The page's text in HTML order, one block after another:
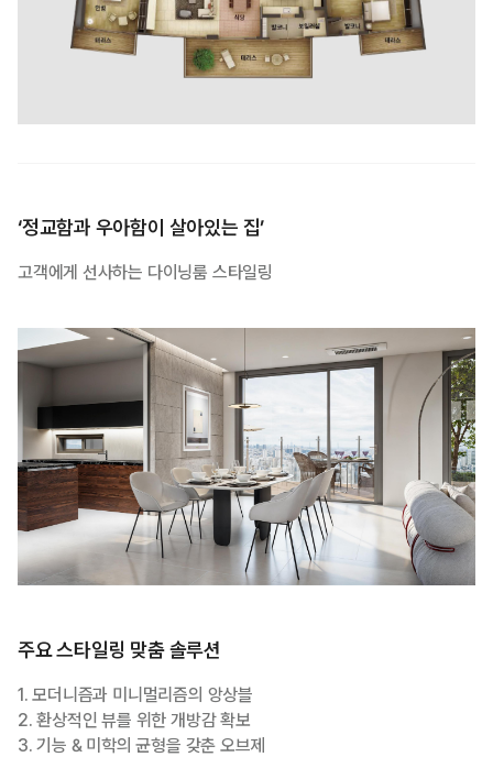
‘정교함과 우아함이 살아있는 집’
고객에게 선사하는 다이닝룸 스타일링
주요 스타일링 맞춤 솔루션
1. 모더니즘과 미니멀리즘의 앙상블
2. 환상적인 뷰를 위한 개방감 확보
3. 기능 & 미학의 균형을 갖춘 오브제